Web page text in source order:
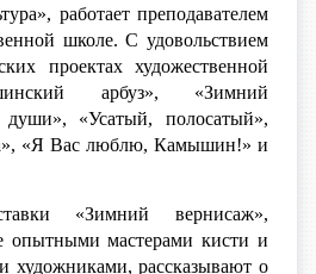
работает преподавателем
школе. С удовольствием
проектах художественной
арбуз», «Зимний
«Усатый, полосатый»,
«Я Вас люблю, Камышин!» и
«Зимний вернисаж»,
опытными мастерами кисти и
художниками, рассказывают о